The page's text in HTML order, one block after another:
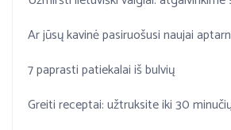
Ar jūsų kavinė pasiruošusi naujai
7 paprasti patiekalai iš bulvių
Greiti receptai: užtruksite iki 30